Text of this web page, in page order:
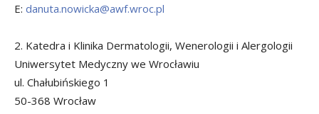
E: danuta.nowicka@awf.wroc.pl
2. Katedra i Klinika Dermatologii, Wenerologii i Alergologii
Uniwersytet Medyczny we Wrocławiu
ul. Chałubińskiego 1
50-368 Wrocław